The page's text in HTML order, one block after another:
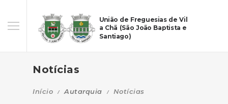
União de Freguesias de Vil
a Chã (São João Baptista e
Santiago)
Notícias
Início Autarquia Notícias